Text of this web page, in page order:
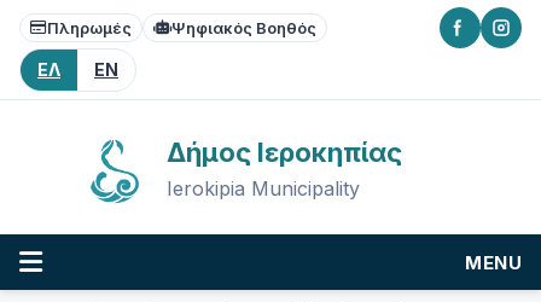
Skip
content
Skip
main
navigation
Skip
footer
Πληρωμές Ψηφιακός Βοηθός
ΕΛ EN
Δήμος Ιεροκηπίας
Ierokipia Municipality
MENU